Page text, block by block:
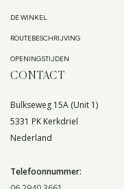
DE WINKEL
ROUTEBESCHRIJVING
OPENINGSTIJDEN
CONTACT
Bulkseweg 15A (Unit 1)
5331 PK Kerkdriel
Nederland
Telefoonnummer: